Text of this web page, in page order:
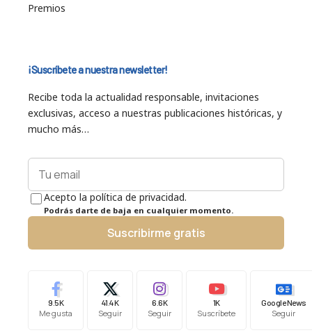
Premios
¡Suscríbete a nuestra newsletter!
Recibe toda la actualidad responsable, invitaciones
exclusivas, acceso a nuestras publicaciones históricas, y
mucho más…
Acepto la política de privacidad.
Podrás darte de baja en cualquier momento.
Suscribirme gratis
9.5K
Me gusta
41.4K
Seguir
6.6K
Seguir
1K
Suscríbete
Google News
Seguir